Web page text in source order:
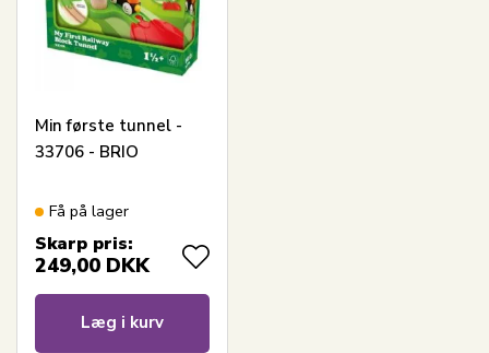
Min første tunnel -
33706 - BRIO
Få på lager
Skarp pris:
249,00 DKK
Læg i kurv